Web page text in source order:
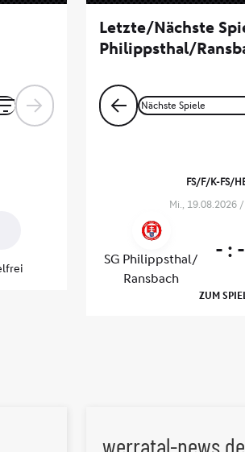
werratal-news.de